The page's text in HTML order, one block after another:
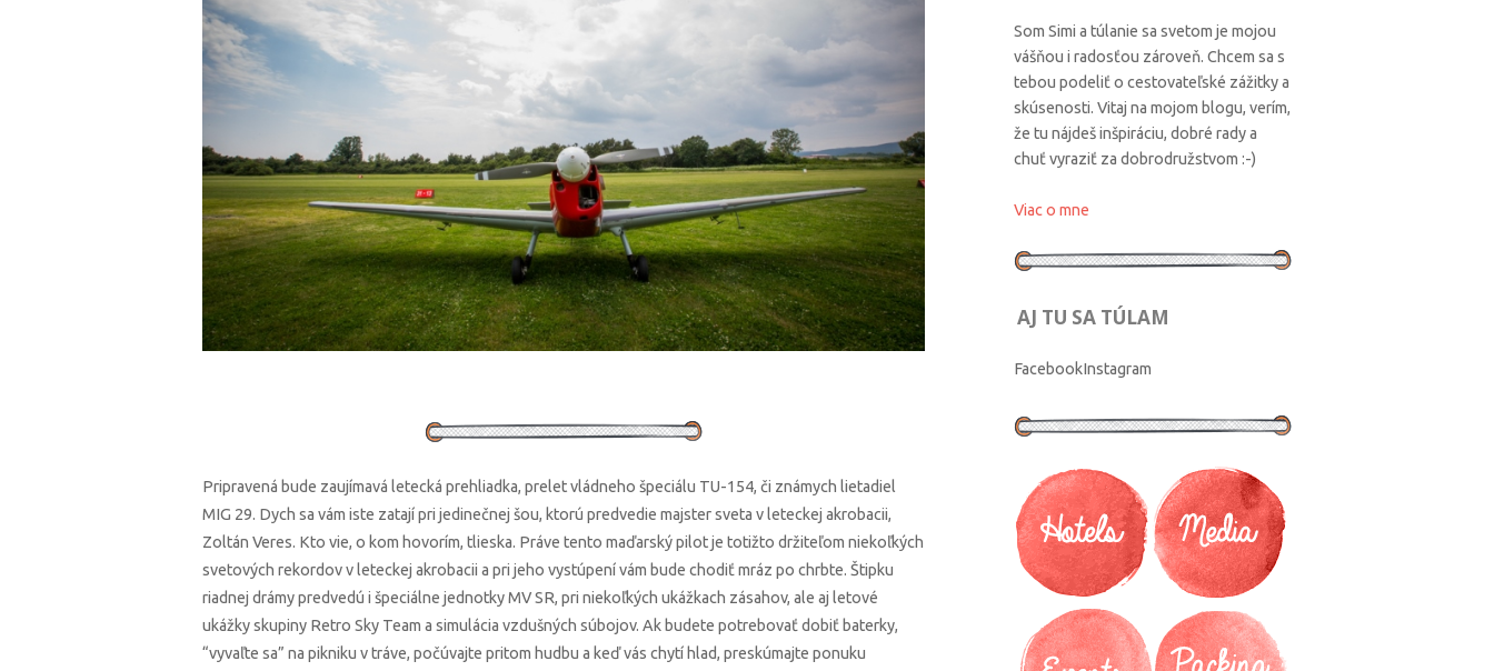
Pripravená bude zaujímavá letecká prehliadka, prelet vládneho špeciálu TU-154, či známych lietadiel
MIG 29. Dych sa vám iste zatají pri jedinečnej šou, ktorú predvedie majster sveta v leteckej akrobacii,
Zoltán Veres. Kto vie, o kom hovorím, tlieska. Práve tento maďarský pilot je totižto držiteľom niekoľkých
svetových rekordov v leteckej akrobacii a pri jeho vystúpení vám bude chodiť mráz po chrbte. Štipku
riadnej drámy predvedú i špeciálne jednotky MV SR, pri niekoľkých ukážkach zásahov, ale aj letové
ukážky skupiny Retro Sky Team a simulácia vzdušných súbojov. Ak budete potrebovať dobiť baterky,
“vyvaľte sa” na pikniku v tráve, počúvajte pritom hudbu a keď vás chytí hlad, preskúmajte ponuku
Som Simi a túlanie sa svetom je mojou
vášňou i radosťou zároveň. Chcem sa s
tebou podeliť o cestovateľské zážitky a
skúsenosti. Vitaj na mojom blogu, verím,
že tu nájdeš inšpiráciu, dobré rady a
chuť vyraziť za dobrodružstvom :-)
Viac o mne
AJ TU SA TÚLAM
FacebookInstagram